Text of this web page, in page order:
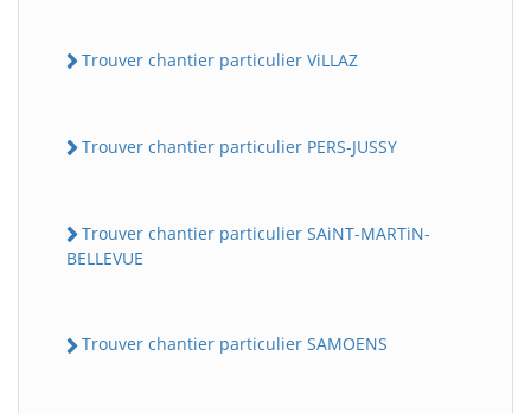
Trouver chantier particulier ViLLAZ
Trouver chantier particulier PERS-JUSSY
Trouver chantier particulier SAiNT-MARTiN-
BELLEVUE
Trouver chantier particulier SAMOENS